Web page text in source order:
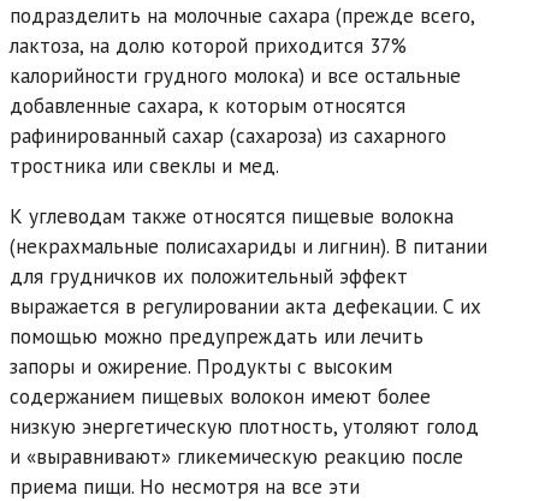
подразделить на молочные сахара (прежде всего,
лактоза, на долю которой приходится 37%
калорийности грудного молока) и все остальные
добавленные сахара, к которым относятся
рафинированный сахар (сахароза) из сахарного
тростника или свеклы и мед.
К углеводам также относятся пищевые волокна
(некрахмальные полисахариды и лигнин). В питании
для грудничков их положительный эффект
выражается в регулировании акта дефекации. С их
помощью можно предупреждать или лечить
запоры и ожирение. Продукты с высоким
содержанием пищевых волокон имеют более
низкую энергетическую плотность, утоляют голод
и «выравнивают» гликемическую реакцию после
приема пищи. Но несмотря на все эти